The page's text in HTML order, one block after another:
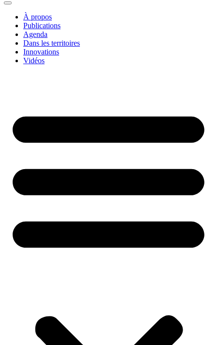
À propos
Publications
Agenda
Dans les territoires
Innovations
Vidéos